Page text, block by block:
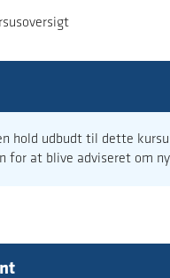
hold udbudt til dette
for at blive adviseret om